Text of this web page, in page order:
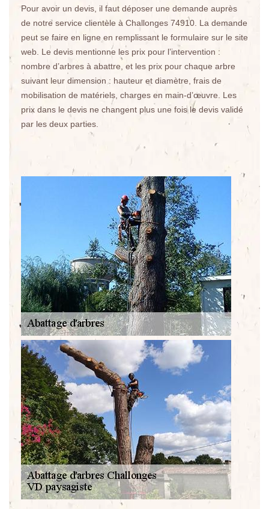
Pour avoir un devis, il faut déposer une demande auprès
de notre service clientèle à Challonges 74910. La demande
peut se faire en ligne en remplissant le formulaire sur le site
web. Le devis mentionne les prix pour l’intervention :
nombre d’arbres à abattre, et les prix pour chaque arbre
suivant leur dimension : hauteur et diamètre, frais de
mobilisation de matériels, charges en main-d’œuvre. Les
prix dans le devis ne changent plus une fois le devis validé
par les deux parties.